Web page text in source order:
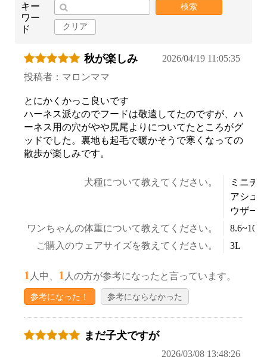
キー
ワー
ド
検索
クリア
秋が楽しみ
2026/04/19 11:05:35
投稿者：マロンママ
とにかくかっこ良いです
ハーネス派なのでフードは敬遠してたのですが、ハ
ーネス用の穴がやや尻尾よりについてたところがグ
ッドでした。裏地も起毛で暖かそうで寒くなっての
散歩が楽しみです。
犬種について教えてください。
ミニチ
アシュ
ウザー
ワンちゃんの体重について教えてください。
ご購入のウェアサイズを教えてください。
3L
1 人中、 1 人の方が参考になったと言っています。
参考になった！ 参考にならなかった
まだ子犬ですが
2026/03/08 13:48:26